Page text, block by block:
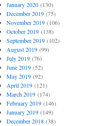
January 2020(130)
December 2019(75)
November 2019(106)
October 2019(138)
September 2019(102)
August 2019(99)
July 2019(76)
June 2019(52)
May 2019(92)
April 2019(121)
March 2019(174)
February 2019(146)
January 2019(149)
December 2018(38)